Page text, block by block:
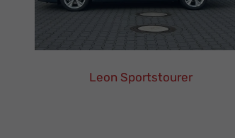
Leon SportstourerSEAT